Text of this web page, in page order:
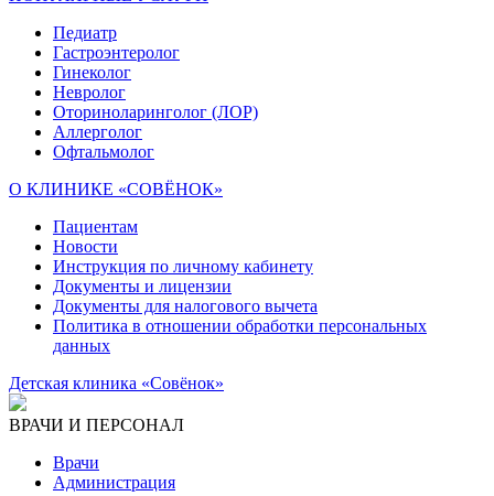
Педиатр
Гастроэнтеролог
Гинеколог
Невролог
Оториноларинголог (ЛОР)
Аллерголог
Офтальмолог
О КЛИНИКЕ «СОВЁНОК»
Пациентам
Новости
Инструкция по личному кабинету
Документы и лицензии
Документы для налогового вычета
Политика в отношении обработки персональных
данных
Детская клиника «Совёнок»
ВРАЧИ И ПЕРСОНАЛ
Врачи
Администрация